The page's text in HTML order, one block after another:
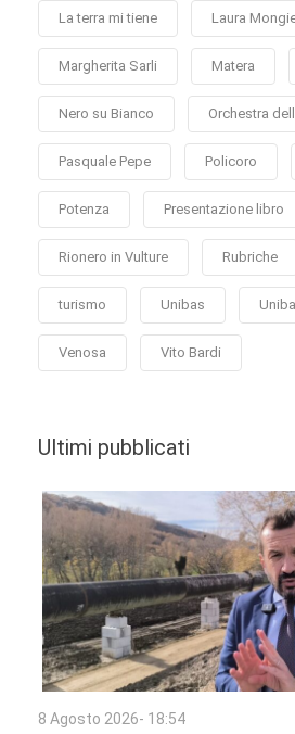
La terra mi tiene Laura
Margherita Sarli Matera
Nero su Bianco Orchestra
Pasquale Pepe Policoro
Potenza Presentazione libro
Rionero in Vulture Rubriche
turismo Unibas
Venosa Vito Bardi
Ultimi pubblicati
8 Agosto 2026- 18:54